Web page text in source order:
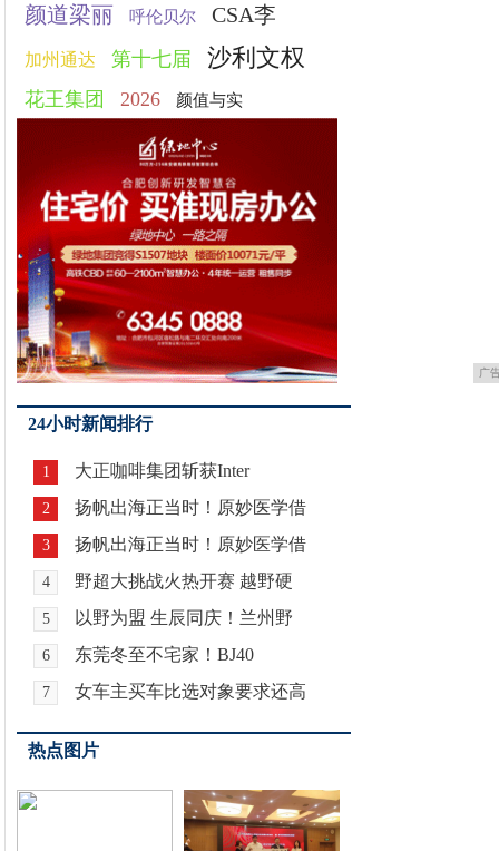
颜道梁丽 呼伦贝尔 CSA李
加州通达 第十七届 沙利文权
花王集团 2026 颜值与实
广
24小时新闻排行
1 大正咖啡集团斩获Inter
2 扬帆出海正当时！原妙医学借
3 扬帆出海正当时！原妙医学借
4 野超大挑战火热开赛 越野硬
5 以野为盟 生辰同庆！兰州野
6 东莞冬至不宅家！BJ40
7 女车主买车比选对象要求还高
热点图片